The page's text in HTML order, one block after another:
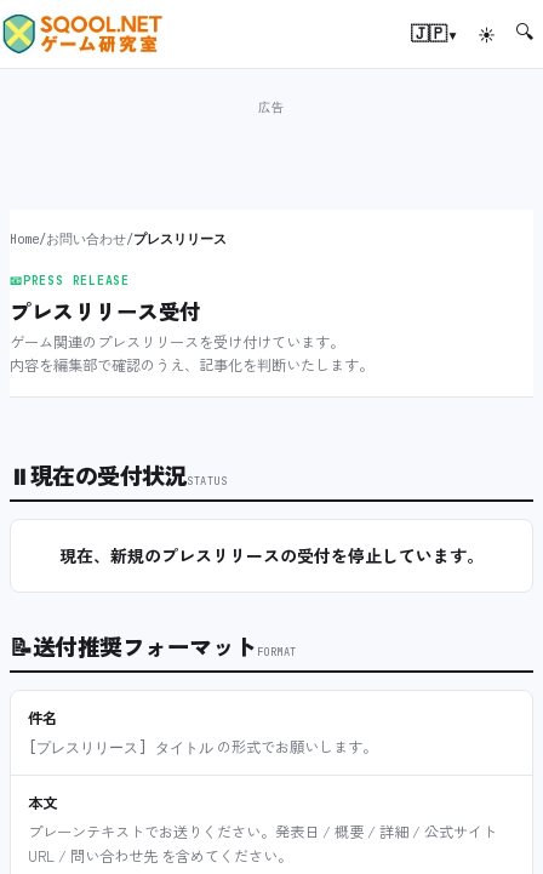
🇯🇵▾ ☀ 🔍
Home/お問い合わせ/プレスリリース
📧PRESS RELEASE
プレスリリース受付
ゲーム関連のプレスリリースを受け付けています。
内容を編集部で確認のうえ、記事化を判断いたします。
⏸現在の受付状況STATUS
現在、新規のプレスリリースの受付を停止しています。
📝送付推奨フォーマット FORMAT
件名
[プレスリリース] タイトル の形式でお願いします。
本文
プレーンテキストでお送りください。発表日 / 概要 / 詳細 / 公式サイト
URL / 問い合わせ先 を含めてください。